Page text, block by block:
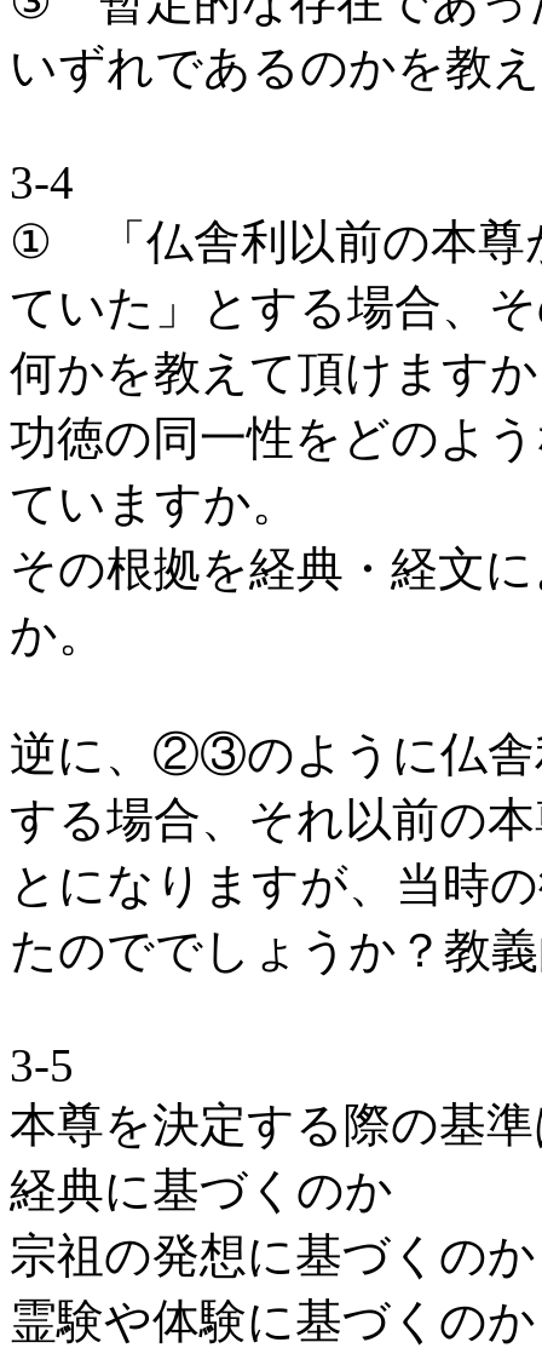
いずれであるのかを教
3-4
① 「仏舎利以前の本尊
ていた」とする場合、
何かを教えて頂けます
功徳の同一性をどのよ
ていますか。
その根拠を経典・経文
か。
逆に、②③のように仏舎
する場合、それ以前の
とになりますが、当時
たのででしょうか？教
3-5
本尊を決定する際の基
経典に基づくのか
宗祖の発想に基づくのか
霊験や体験に基づくのか